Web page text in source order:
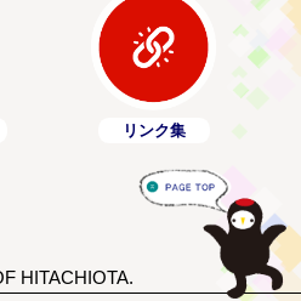
リンク集
HITACHIOTA.